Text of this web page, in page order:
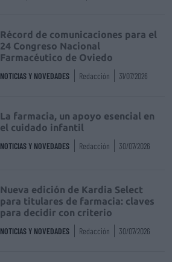
Récord de comunicaciones para el
24 Congreso Nacional
Farmacéutico de Oviedo
NOTICIAS Y NOVEDADES Redacción 31/07/2026
La farmacia, un apoyo esencial en
el cuidado infantil
NOTICIAS Y NOVEDADES Redacción 30/07/2026
Nueva edición de Kardia Select
para titulares de farmacia: claves
para decidir con criterio
NOTICIAS Y NOVEDADES Redacción 30/07/2026